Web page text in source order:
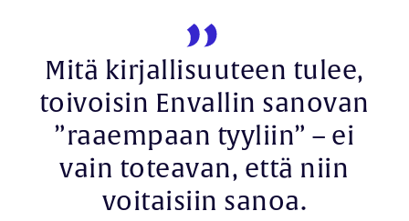
Mitä kirjallisuuteen tulee,
toivoisin Envallin sanovan
”raaempaan tyyliin” – ei
vain toteavan, että niin
voitaisiin sanoa.